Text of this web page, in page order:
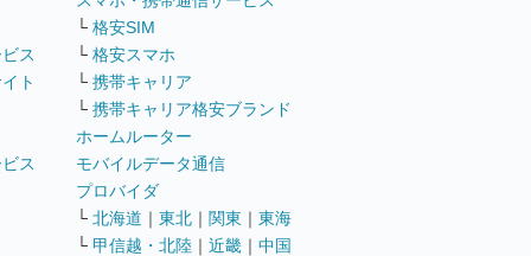
ス
ト
ス
└ 格安SIM
└ 格安スマホ
└ 携帯キャリア
└ 携帯キャリア格安ブランド
ホームルーター
モバイルデータ通信
プロバイダ
└ 北海道 ｜ 東北 ｜ 関東 ｜ 東海
└ 甲信越・北陸 ｜ 近畿 ｜ 中国